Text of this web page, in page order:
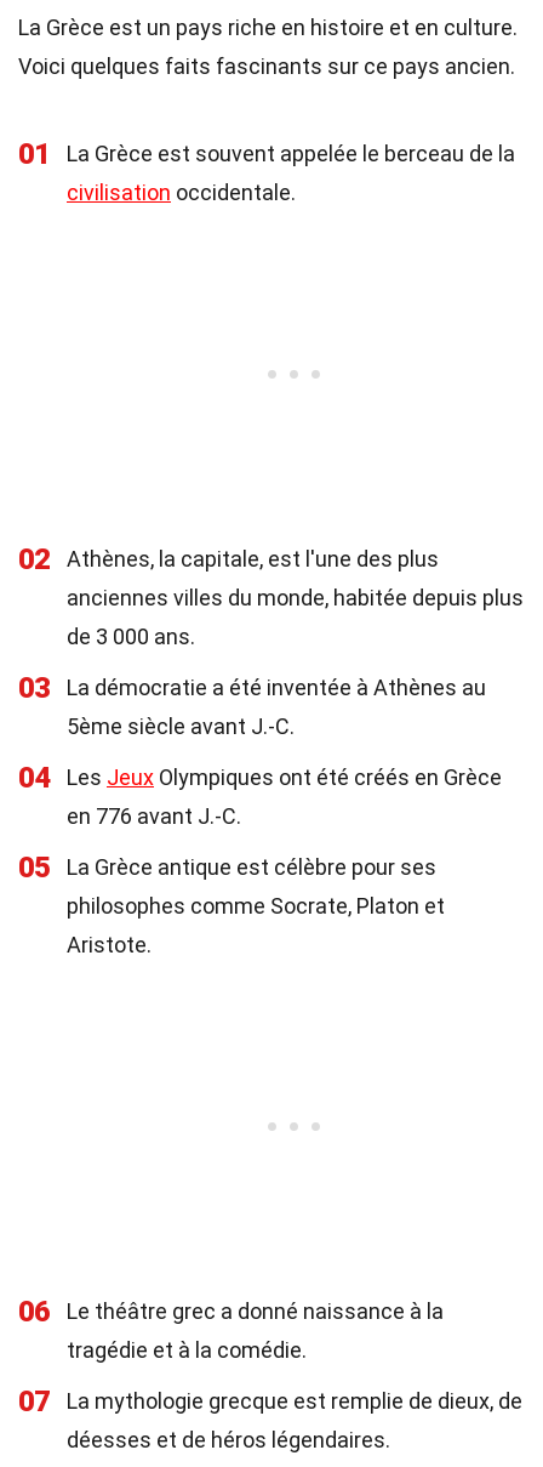
La Grèce est un pays riche en histoire et en culture.
Voici quelques faits fascinants sur ce pays ancien.
01
La Grèce est souvent appelée le berceau de la
civilisation occidentale.
02
Athènes, la capitale, est l'une des plus
anciennes villes du monde, habitée depuis plus
de 3 000 ans.
03
La démocratie a été inventée à Athènes au
5ème siècle avant J.-C.
04 Les Jeux Olympiques ont été créés en Grèce
en 776 avant J.-C.
05
La Grèce antique est célèbre pour ses
philosophes comme Socrate, Platon et
Aristote.
06
Le théâtre grec a donné naissance à la
tragédie et à la comédie.
07
La mythologie grecque est remplie de dieux, de
déesses et de héros légendaires.